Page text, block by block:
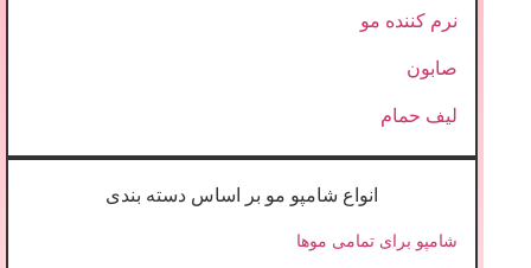
نرم کننده مو
صابون
لیف حمام
انواع شامپو مو بر اساس دسته بندی
شامپو برای تمامی موها